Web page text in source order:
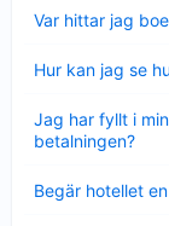
Var hittar jag
mindre
Hur kan jag se
mindre
Jag har fyllt i
betalningen?
mindre
Begär hotellet
mindre